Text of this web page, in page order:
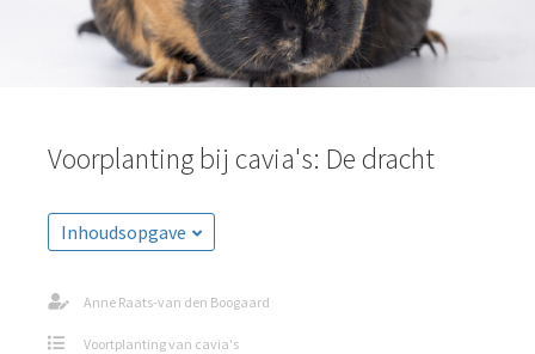
Voorplanting bij cavia's: De dracht
Inhoudsopgave
Anne Raats-van den Boogaard
Voortplanting van cavia's